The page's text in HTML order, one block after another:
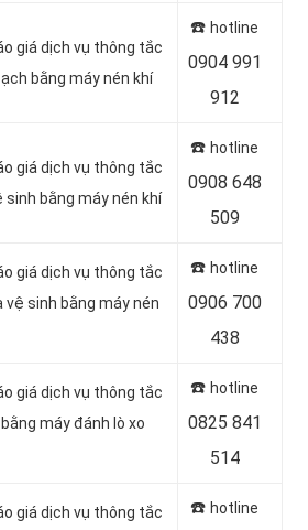
giá dịch vụ thông tắc
bằng máy nén khí
☎️ hotline
0904 991
912
giá dịch vụ thông tắc
bằng máy nén khí
☎️ hotline
0908 648
509
giá dịch vụ thông tắc
sinh bằng máy nén
☎️ hotline
0906 700
438
giá dịch vụ thông tắc
máy đánh lò xo
☎️ hotline
0825 841
514
giá dịch vụ thông tắc
☎️ hotline